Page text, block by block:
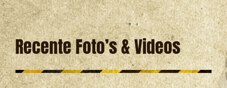
Recente Foto’s & Videos